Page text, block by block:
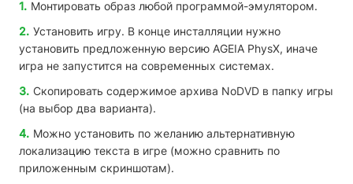
Монтировать образ любой программой-эмулятором.
Установить игру. В конце инсталляции нужно
установить предложенную версию AGEIA PhysX, иначе
игра не запустится на современных системах.
Скопировать содержимое архива NoDVD в папку игры
(на выбор два варианта).
Можно установить по желанию альтернативную
локализацию текста в игре (можно сравнить по
приложенным скриншотам).